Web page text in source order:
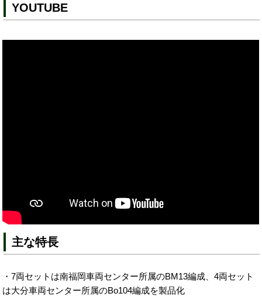
YOUTUBE
主な特長
・7両セットは南福岡車両センター所属のBM13編成、4両セット
は大分車両センター所属のBo104編成を製品化